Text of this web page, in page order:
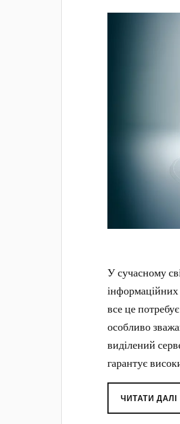
У сучасному
інформаційних
все це
особливо
виділений
гарантує
ЧИТАТИ ДАЛІ